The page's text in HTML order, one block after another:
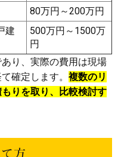
80万円～200万円
建
500万円～1500万
円
あり、実際の費用は現場
確定します。 複数のリ
りを取り、比較検討す
方